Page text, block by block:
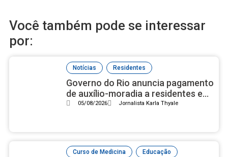
Você também pode se interessar
por:
Notícias , Residentes
Governo do Rio anuncia pagamento
de auxílio-moradia a residentes em
setembro
05/08/2026 Jornalista Karla Thyale
Curso de Medicina , Educação